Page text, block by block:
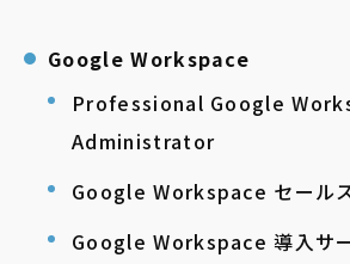
Google Workspace
Professional Google
Administrator
Google Workspace セール
Google Workspace 導入サ